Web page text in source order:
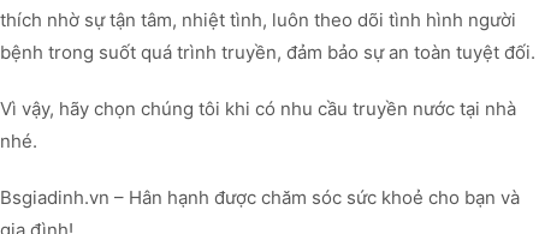
thích nhờ sự tận tâm, nhiệt tình, luôn theo dõi tình hình người
bệnh trong suốt quá trình truyền, đảm bảo sự an toàn tuyệt đối.
Vì vậy, hãy chọn chúng tôi khi có nhu cầu truyền nước tại nhà
nhé.
Bsgiadinh.vn – Hân hạnh được chăm sóc sức khoẻ cho bạn và